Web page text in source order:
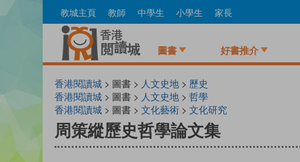
to
教城主頁 教師 中學生 小學生 家長
圖書 好書推介
香港閱讀城 > 圖書 > 人文史地 > 歷史
香港閱讀城 > 圖書 > 人文史地 > 哲學
香港閱讀城 > 圖書 > 文化藝術 > 文化研究
周策縱歷史哲學論文集